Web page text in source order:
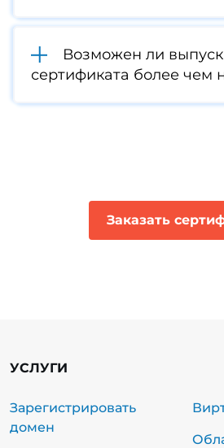
Возможен ли выпуск
сертификата более чем
Заказать
УСЛУГИ
Зарегистрировать
домен